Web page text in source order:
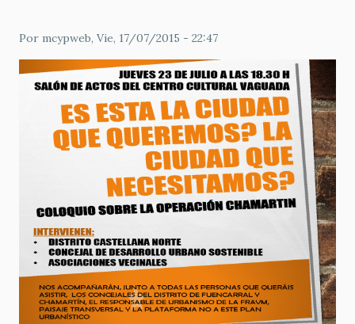
Por mcypweb, Vie, 17/07/2015 - 22:47